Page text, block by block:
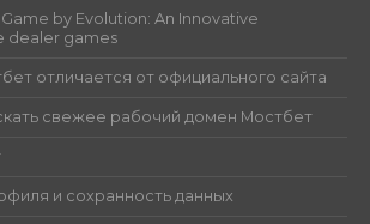
by Evolution: An Innovative
dealer games
отличается от официального сайта
свежее рабочий домен Мостбет
и сохранность данных